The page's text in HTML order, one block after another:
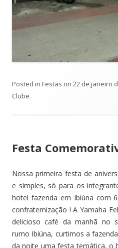
Posted in Festas on 22 de janeiro
Clube.
Festa
Nossa primeira festa de
e simples, só para os
hotel fazenda em Ibiúna com
confraternização ! A Yamaha
delicioso café da manhã no
rumo Ibiúna, curtimos a
da noite uma festa temática, o